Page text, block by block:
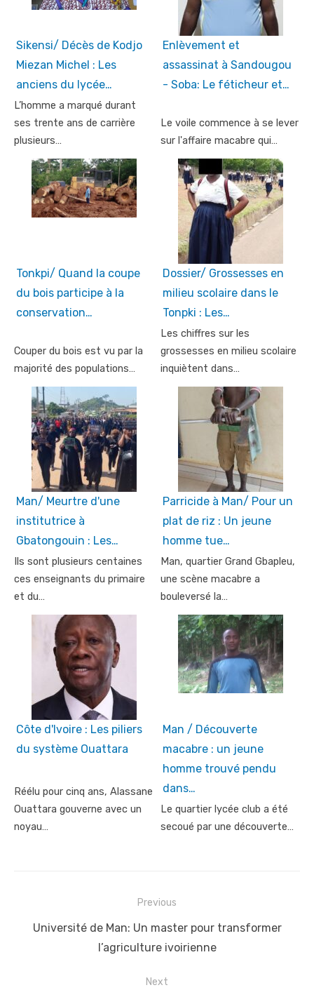
Sikensi/ Décès de Kodjo
Miezan Michel : Les
anciens du lycée…
L’homme a marqué durant
ses trente ans de carrière
plusieurs…
Enlèvement et
assassinat à Sandougou
- Soba: Le féticheur et…
Le voile commence à se lever
sur l'affaire macabre qui…
Tonkpi/ Quand la coupe
du bois participe à la
conservation…
Couper du bois est vu par la
majorité des populations…
Dossier/ Grossesses en
milieu scolaire dans le
Tonpki : Les…
Les chiffres sur les
grossesses en milieu scolaire
inquiètent dans…
Man/ Meurtre d'une
institutrice à
Gbatongouin : Les…
Ils sont plusieurs centaines
ces enseignants du primaire
et du…
Parricide à Man/ Pour un
plat de riz : Un jeune
homme tue…
Man, quartier Grand Gbapleu,
une scène macabre a
bouleversé la…
Côte d'Ivoire : Les piliers
du système Ouattara
Réélu pour cinq ans, Alassane
Ouattara gouverne avec un
noyau…
Man / Découverte
macabre : un jeune
homme trouvé pendu
dans…
Le quartier lycée club a été
secoué par une découverte…
navigation
Previous
Previous
Université de Man: Un master pour transformer
l’agriculture ivoirienne
Next